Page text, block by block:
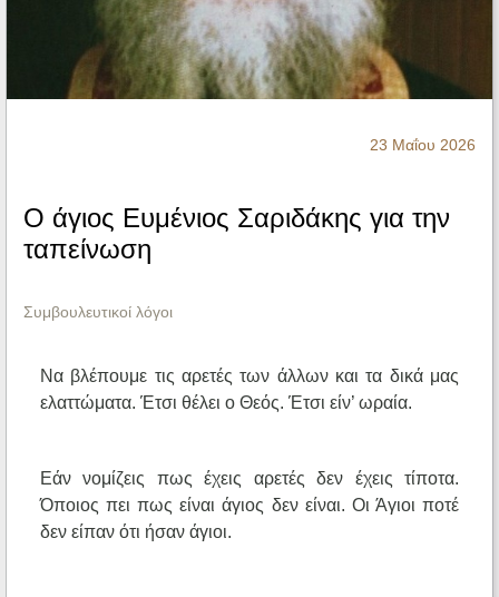
23 Μαΐου 2026
Ο άγιος Ευμένιος Σαριδάκης για την
ταπείνωση
Συμβουλευτικοί λόγοι
Να βλέπουμε τις αρετές των άλλων και τα δικά μας
ελαττώματα. Έτσι θέλει ο Θεός. Έτσι είν’ ωραία.
Εάν νομίζεις πως έχεις αρετές δεν έχεις τίποτα.
Όποιος πει πως είναι άγιος δεν είναι. Οι Άγιοι ποτέ
δεν είπαν ότι ήσαν άγιοι.